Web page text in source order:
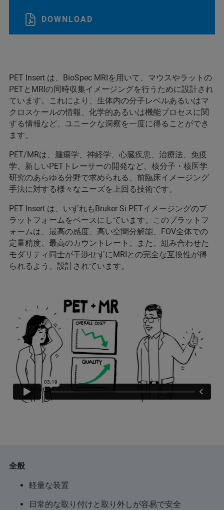
DOWNLOAD
PET Insert は、BioSpec MRIを用いて、マウスやラットの
PETとMRIの同時収集イメージングを行うために設計され
ています。これにより、生体内の分子レベルあるいはマ
クロスケールの情報、化学的あるいは機能プロセスに関
する情報など、ユニークな洞察を一度に得ることができ
ます。
PET/MRは、腫瘍学、神経学、心臓疾患、治療法、免疫
学、新しいPETトレーサーの開発など、核分子・核医学
研究のあらゆる分野で求められる、前臨床イメージング
手法に対する様々なニーズを上回る技術です。
PET Insert は、いずれもBruker Si PETイメージングのプ
ラットフォームをベースにしています。このプラットフ
ォームは、最高の感度、高い空間分解能、FOV全体での
定量精度、最高のカウントレート、また、組み合わせた
モダリティ同士が干渉せずにMRIとの完全な互換性が得
られるよう、設計されています。
全般
軽量な装置
日常的な取り付けと取り外しが容易で安全